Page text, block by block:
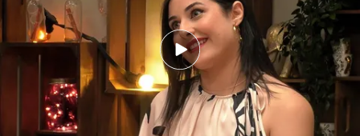
First Dates
16 SEP 2025 - 23:17h.
Descubre al completo la cita de Éric y Elisa
Una soltera se desespera con su cita en 'First
Dates' por no dejarla hablar: "¿Qué hago yo